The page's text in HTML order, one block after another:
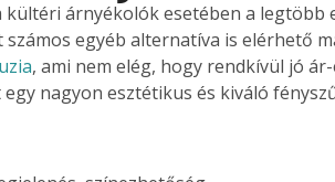
kültéri árnyékolók esetében a legtöbb
egyéb alternatíva is elérhető
, ami nem elég, hogy rendkívül jó
nagyon esztétikus és kiváló